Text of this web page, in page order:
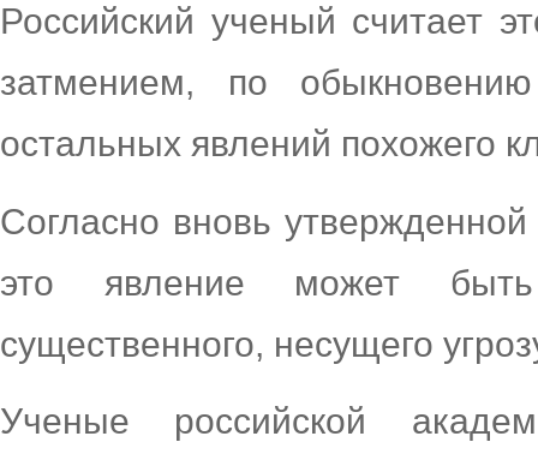
Российский ученый считает
затмением, по
остальных явлений похожего
Согласно вновь
это явление может быть
существенного, несущего
Ученые российской